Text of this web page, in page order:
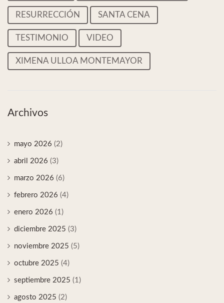
RESURRECCIÓN SANTA CENA
TESTIMONIO VIDEO
XIMENA ULLOA MONTEMAYOR
Archivos
mayo 2026 (2)
abril 2026 (3)
marzo 2026 (6)
febrero 2026 (4)
enero 2026 (1)
diciembre 2025 (3)
noviembre 2025 (5)
octubre 2025 (4)
septiembre 2025 (1)
agosto 2025 (2)